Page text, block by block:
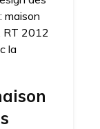
maison
RT 2012
la